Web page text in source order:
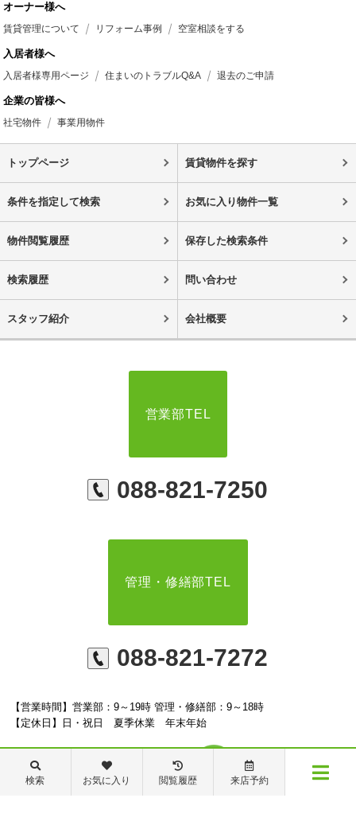
オーナー様へ
賃貸管理について リフォーム事例 空室相談をする
入居者様へ
入居者様専用ページ 住まいのトラブルQ&A 退去のご申請
企業の皆様へ
社宅物件 事業用物件
トップページ 賃貸物件を探す
条件を指定して検索 お気に入り物件一覧
物件閲覧履歴 保存した検索条件
検索履歴 問い合わせ
スタッフ紹介 会社概要
営業部TEL
088-821-7250
管理・修繕部TEL
088-821-7272
【営業時間】営業部：9～19時 管理・修繕部：9～18時
【定休日】日・祝日 夏季休業 年末年始
検索 お気に入り 閲覧履歴 来店予約